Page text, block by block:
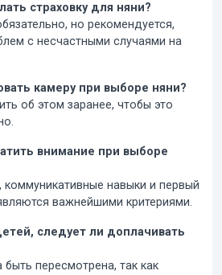
страховку для няни?
но рекомендуется,
с несчастными случаями на
камеру при выборе няни?
об этом заранее, чтобы это
внимание при выборе
навыки и первый
важнейшими критериями.
следует ли доплачивать
пересмотрена, так как